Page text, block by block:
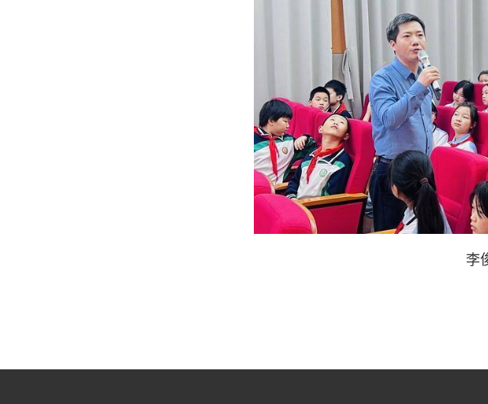
李